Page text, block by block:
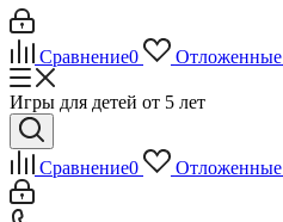
Сравнение0 Отложенные
Игры для детей от 5 лет
Сравнение0 Отложенные